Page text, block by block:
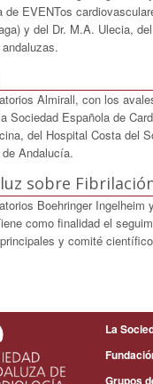
de EVENTos
y del Dr. M.A. Ulecia,
Almirall, con los
Sociedad Española de
del Hospital Costa del
Andalucía.
sobre
Boehringer
como finalidad el
y comité
La
Grupos